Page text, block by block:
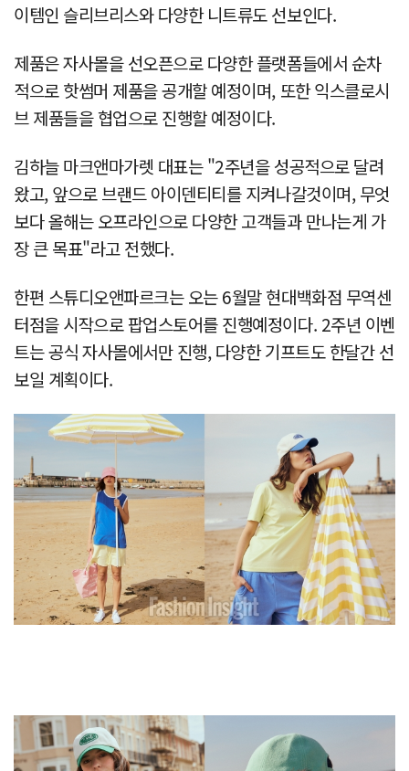
이템인 슬리브리스와 다양한 니트류도 선보인다.
제품은 자사몰을 선오픈으로 다양한 플랫폼들에서 순차
적으로 핫썸머 제품을 공개할 예정이며, 또한 익스클로시
브 제품들을 협업으로 진행할 예정이다.
김하늘 마크앤마가렛 대표는 "2주년을 성공적으로 달려
왔고, 앞으로 브랜드 아이덴티티를 지켜나갈것이며, 무엇
보다 올해는 오프라인으로 다양한 고객들과 만나는게 가
장 큰 목표"라고 전했다.
한편 스튜디오앤파르크는 오는 6월말 현대백화점 무역센
터점을 시작으로 팝업스토어를 진행예정이다. 2주년 이벤
트는 공식 자사몰에서만 진행, 다양한 기프트도 한달간 선
보일 계획이다.